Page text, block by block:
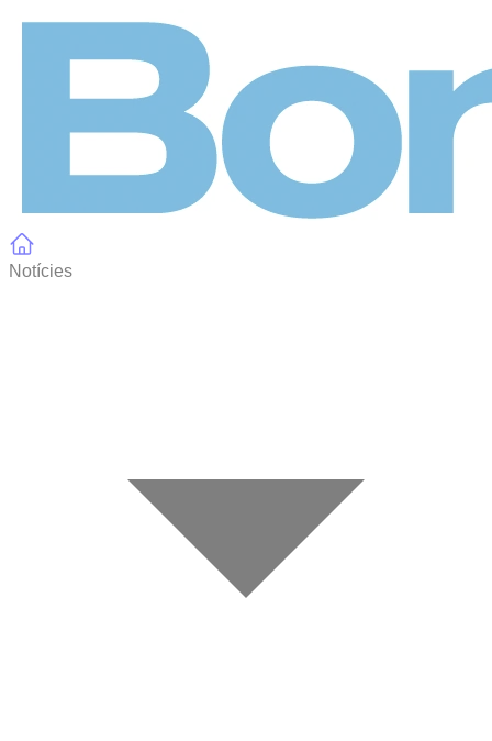
Notícies